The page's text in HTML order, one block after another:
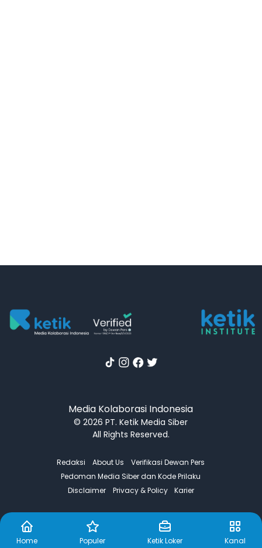
Home Populer Ketik Loker Kanal
Media Kolaborasi Indonesia
© 2026 PT. Ketik Media Siber
All Rights Reserved.
Redaksi About Us
Verifikasi Dewan Pers
Pedoman Media Siber dan Kode Prilaku
Disclaimer
Privacy & Policy Karier